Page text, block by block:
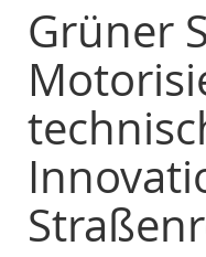
Grüner